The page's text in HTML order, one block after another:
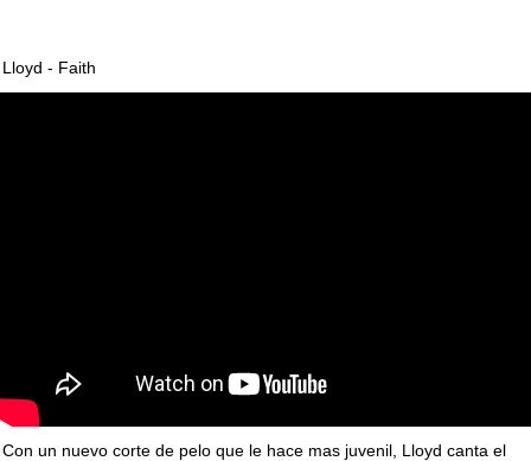
Lloyd - Faith
Con un nuevo corte de pelo que le hace mas juvenil, Lloyd canta el